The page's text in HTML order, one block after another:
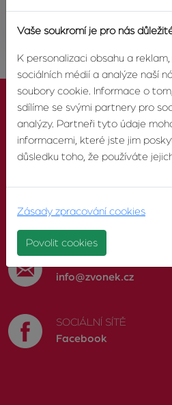
KONTAKTUJTE NÁS
603 246 680
info@zvonek.cz
SOCIÁLNÍ SÍTĚ
Facebook
Vaše soukromí je pro nás
K personalizaci obsahu a
sociálních médií a analýze naší
soubory cookie. Informace o
sdílíme se svými partnery pro
analýzy. Partneři tyto údaje
informacemi, které jste jim
důsledku toho, že používáte
Zásady zpracování cookies
Povolit cookies